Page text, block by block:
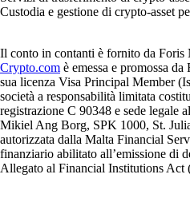
Custodia e gestione di crypto-asset
Il conto in contanti è fornito da
Crypto.com è emessa e promossa
sua licenza Visa Principal Member
società a responsabilità limitata
registrazione C 90348 e sede legale
Mikiel Ang Borg, SPK 1000, St.
autorizzata dalla Malta Financial
finanziario abilitato all’emissione di
Allegato al Financial Institutions